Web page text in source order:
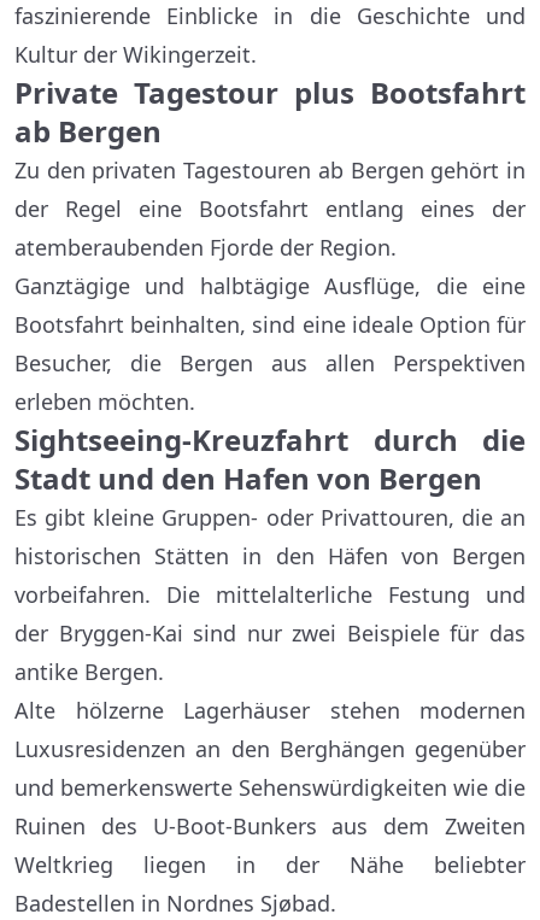
faszinierende Einblicke in die Geschichte und
Kultur der Wikingerzeit.
Private Tagestour plus Bootsfahrt
ab Bergen
Zu den privaten Tagestouren ab Bergen gehört in
der Regel eine Bootsfahrt entlang eines der
atemberaubenden Fjorde der Region.
Ganztägige und halbtägige Ausflüge, die eine
Bootsfahrt beinhalten, sind eine ideale Option für
Besucher, die Bergen aus allen Perspektiven
erleben möchten.
Sightseeing-Kreuzfahrt durch die
Stadt und den Hafen von Bergen
Es gibt kleine Gruppen- oder Privattouren, die an
historischen Stätten in den Häfen von Bergen
vorbeifahren. Die mittelalterliche Festung und
der Bryggen-Kai sind nur zwei Beispiele für das
antike Bergen.
Alte hölzerne Lagerhäuser stehen modernen
Luxusresidenzen an den Berghängen gegenüber
und bemerkenswerte Sehenswürdigkeiten wie die
Ruinen des U-Boot-Bunkers aus dem Zweiten
Weltkrieg liegen in der Nähe beliebter
Badestellen in Nordnes Sjøbad.